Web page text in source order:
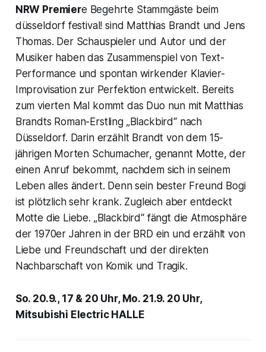
NRW Premiere Begehrte Stammgäste beim
düsseldorf festival! sind Matthias Brandt und Jens
Thomas. Der Schauspieler und Autor und der
Musiker haben das Zusammenspiel von Text-
Performance und spontan wirkender Klavier-
Improvisation zur Perfektion entwickelt. Bereits
zum vierten Mal kommt das Duo nun mit Matthias
Brandts Roman-Erstling „Blackbird“ nach
Düsseldorf. Darin erzählt Brandt von dem 15-
jährigen Morten Schumacher, genannt Motte, der
einen Anruf bekommt, nachdem sich in seinem
Leben alles ändert. Denn sein bester Freund Bogi
ist plötzlich sehr krank. Zugleich aber entdeckt
Motte die Liebe. „Blackbird“ fängt die Atmosphäre
der 1970er Jahren in der BRD ein und erzählt von
Liebe und Freundschaft und der direkten
Nachbarschaft von Komik und Tragik.
So. 20.9., 17 & 20 Uhr, Mo. 21.9. 20 Uhr,
Mitsubishi Electric HALLE